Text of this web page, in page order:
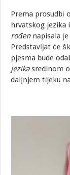
Prema prosudbi
hrvatskog jezika
rođen napisala
Predstavljat će
pjesma bude
jezikasredinom
daljnjem tijeku